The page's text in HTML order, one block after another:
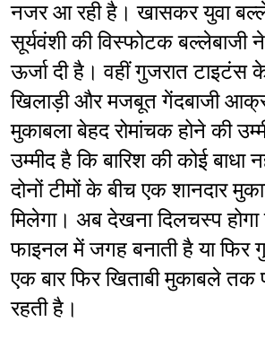
नजर आ रही है। खासकर युवा
सूर्यवंशी की विस्फोटक बल्लेबाजी
ऊर्जा दी है। वहीं गुजरात टाइटंस
खिलाड़ी और मजबूत गेंदबाजी
मुकाबला बेहद रोमांचक होने की
उम्मीद है कि बारिश की कोई बाधा
दोनों टीमों के बीच एक शानदार
मिलेगा। अब देखना दिलचस्प होगा
फाइनल में जगह बनाती है या फिर
एक बार फिर खिताबी मुकाबले
रहती है।